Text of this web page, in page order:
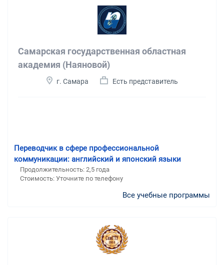
Самарская государственная областная
академия (Наяновой)
г. Самара Есть представитель
Переводчик в сфере профессиональной
коммуникации: английский и японский языки
Продолжительность: 2,5 года
Стоимость: Уточните по телефону
Все учебные программы